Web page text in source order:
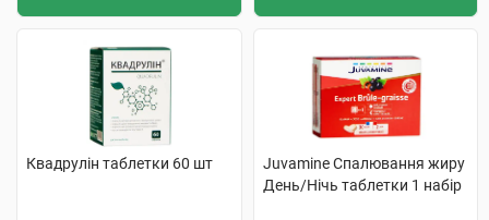
Квадрулін таблетки 60 шт
Juvamine Спалювання жиру
День/Нічь таблетки 1 набір